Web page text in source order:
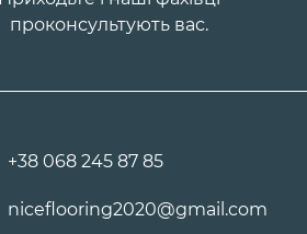
проконсультують вас.
+38 068 245 87 85
niceflooring2020@gmail.com